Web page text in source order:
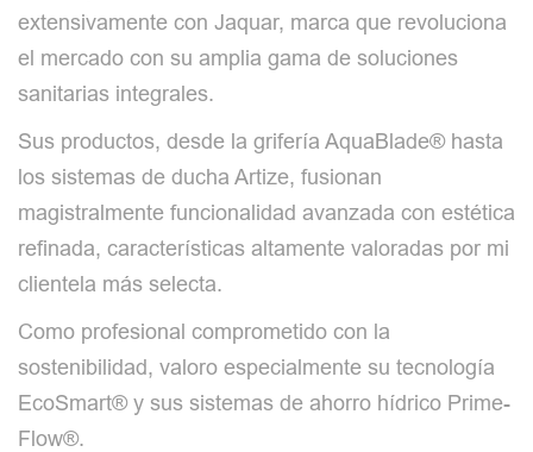
extensivamente con Jaquar, marca que revoluciona
el mercado con su amplia gama de soluciones
sanitarias integrales.
Sus productos, desde la grifería AquaBlade® hasta
los sistemas de ducha Artize, fusionan
magistralmente funcionalidad avanzada con estética
refinada, características altamente valoradas por mi
clientela más selecta.
Como profesional comprometido con la
sostenibilidad, valoro especialmente su tecnología
EcoSmart® y sus sistemas de ahorro hídrico Prime-
Flow®.